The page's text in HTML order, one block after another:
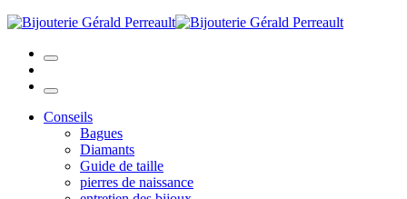
Conseils
Bagues
Diamants
Guide de taille
pierres de naissance